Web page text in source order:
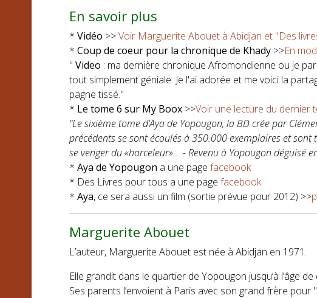
En savoir plus
* Vidéo >>Voir Marguerite Abouet à Abidjan et "Des
* Coup de coeur pour la chronique de Khady >>En
" Video : ma dernière chronique Afromondienne ou je
tout simplement géniale. Je l'ai adorée et me voici la
pagne tissé."
* Le tome 6 sur My Boox >>Voir une lecture du dernier
"Le sixième tome d’Aya de Yopougon, la BD crée par
précédents se sont écoulés à 350.000 exemplaires et
se venger du «harceleur»... - Revenu à Yopougon
* Aya de Yopougon a une page facebook
* Des Livres pour tous a une page facebook
* Aya, ce sera aussi un film (sortie prévue pour 2012) >>
Marguerite Abouet
L’auteur, Marguerite Abouet est née à Abidjan en 1971.
Elle grandit dans le quartier de Yopougon jusqu’à l’âge
Ses parents l’envoient à Paris avec son grand frère pour